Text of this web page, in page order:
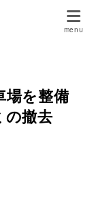
場を整備
撤去